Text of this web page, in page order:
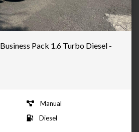
Business Pack 1.6 Turbo Diesel -
Manual
Diesel